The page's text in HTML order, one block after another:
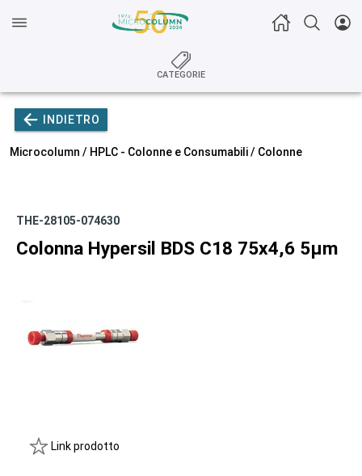
CATEGORIE
INDIETRO
Microcolumn / HPLC - Colonne e Consumabili/ Colonne
THE-28105-074630
Colonna Hypersil BDS C18 75x4,6 5µm
Link prodotto